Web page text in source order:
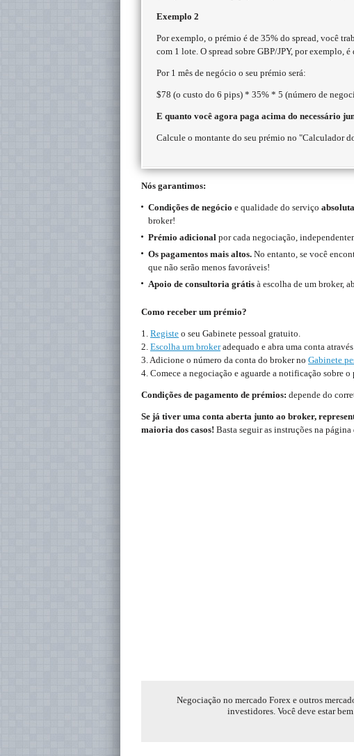
Exemplo 2
Por exemplo, o prémio é de 35% do spread, você
com 1 lote. O spread sobre GBP/JPY, por exemplo, é
Por 1 mês de negócio o seu prémio será:
$78 (o custo do 6 pips) * 35% * 5 (número de
E quanto você agora paga acima do necessário
Calcule o montante do seu prémio no "Calculador
Nós garantimos:
Condições de negócio e qualidade do serviço
broker!
Prémio adicional por cada negociação,
Os pagamentos mais altos. No entanto, se você
que não serão menos favoráveis!
Apoio de consultoria grátis à escolha de um broker,
Como receber um prémio?
1. Registe o seu Gabinete pessoal gratuito.
2. Escolha um brokeradequado e abra uma conta
3. Adicione o número da conta do broker no Gabinete
4. Comece a negociação e aguarde a notificação sobre
Condições de pagamento de prémios: depende do
Se já tiver uma conta aberta junto ao broker,
maioria dos casos! Basta seguir as instruções na
Negociação no mercado Forex e outros
investidores. Você deve estar